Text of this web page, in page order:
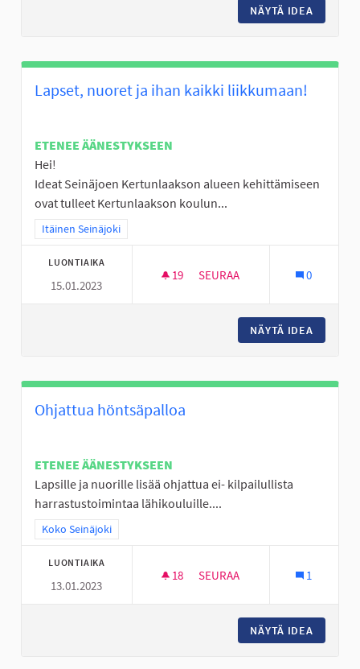
NÄYTÄ IDEA
Lapset, nuoret ja ihan kaikki liikkumaan!
ETENEE ÄÄNESTYKSEEN
Hei!
Ideat Seinäjoen Kertunlaakson alueen kehittämiseen
ovat tulleet Kertunlaakson koulun...
Rajaa tulokset teeman mukaan: Itäinen Seinäjoki
Itäinen Seinäjoki
LUONTIAIKA
15.01.2023
19 19 SEURAAJAA
SEURAA 0
NÄYTÄ IDEA
Ohjattua höntsäpalloa
ETENEE ÄÄNESTYKSEEN
Lapsille ja nuorille lisää ohjattua ei- kilpailullista
harrastustoimintaa lähikouluille....
Rajaa tulokset teeman mukaan: Koko Seinäjoki
Koko Seinäjoki
LUONTIAIKA
13.01.2023
18 18 SEURAAJAA
SEURAA 1
NÄYTÄ IDEA